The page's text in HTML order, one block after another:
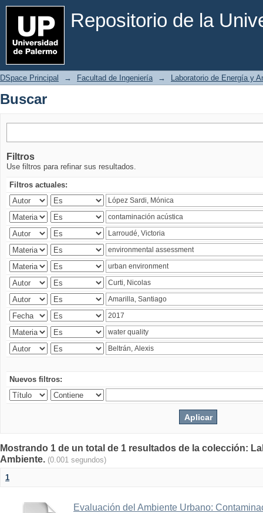
Repositorio de la
Buscar
DSpace Principal → Facultad de Ingeniería → Laboratorio de Energía y
Buscar
Filtros
Use filtros para refinar sus resultados.
Filtros actuales:
Nuevos filtros:
Mostrando 1 de un total de 1 resultados de la colección:
Ambiente. (0.001 segundos)
1
Evaluación del Ambiente Urbano: